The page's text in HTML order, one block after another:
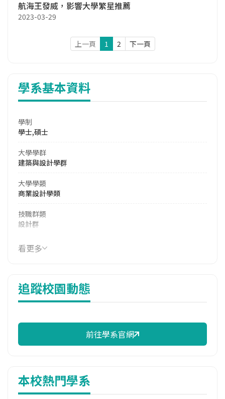
航海王發威，影響大學繁星推薦
2023-03-29
上一頁 1 2 下一頁
學系基本資料
學制
學士,碩士
大學學群
建築與設計學群
大學學類
商業設計學類
技職群類
設計群
114年學費
41,380 元/學期
14,170 元/學期
114年註冊率
113學年度上學期
113學年度下學期
19
看更多
追蹤校園動態
前往學系官網
本校熱門學系